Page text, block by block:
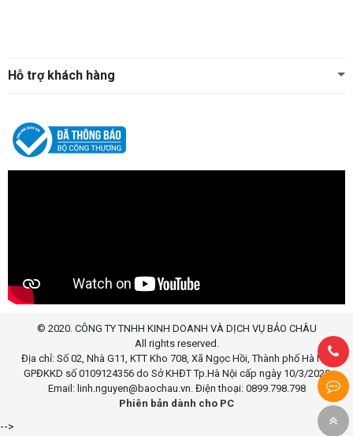
Bạn
Hỗ trợ khách hàng
© 2020. CÔNG TY TNHH KINH DOANH VÀ DỊCH VỤ BẢO CHÂU
All rights reserved.
Địa chỉ: Số 02, Nhà G11, KTT Kho 708, Xã Ngọc Hồi, Thành phố Hà Nội
GPĐKKD số 0109124356 do Sở KHĐT Tp.Hà Nội cấp ngày 10/3/2020
Email: linh.nguyen@baochau.vn. Điện thoại: 0899.798.798
Phiên bản dành cho PC
-->